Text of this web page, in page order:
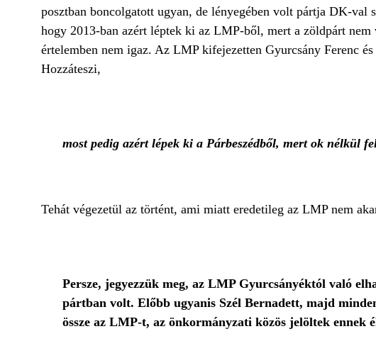
posztban boncolgatott ugyan, de lényegében volt pártja DK-val
hogy 2013-ban azért léptek ki az LMP-ből, mert a zöldpárt
értelemben nem igaz. Az LMP kifejezetten Gyurcsány Ferenc
Hozzáteszi,
most pedig azért lépek ki a Párbeszédből, mert ok nélkül
Tehát végezetül az történt, ami miatt eredetileg az LMP nem
Persze, jegyezzük meg, az LMP Gyurcsányéktól való
pártban volt. Előbb ugyanis Szél Bernadett, majd
össze az LMP-t, az önkormányzati közös jelöltek ennek